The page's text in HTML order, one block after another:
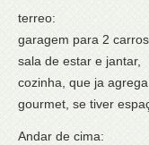
terreo:
garagem para 2
sala de estar e jantar,
cozinha, que ja
gourmet, se tiver
Andar de cima: